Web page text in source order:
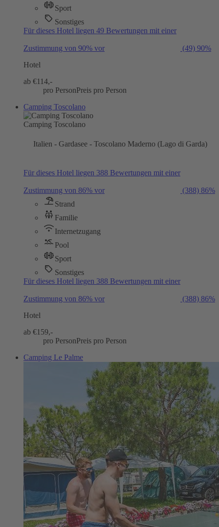
Sport
Sonstiges
Für dieses Hotel liegen 49 Bewertungen mit einer
Zustimmung von 90% vor (49) 90%
Hotel
ab €114,-
pro PersonPreis pro Person
Camping Toscolano
Camping Toscolano
Italien - Gardasee - Toscolano Maderno (Lago di Garda)
Für dieses Hotel liegen 388 Bewertungen mit einer
Zustimmung von 86% vor (388) 86%
Strand
Familie
Internetzugang
Pool
Sport
Sonstiges
Für dieses Hotel liegen 388 Bewertungen mit einer
Zustimmung von 86% vor (388) 86%
Hotel
ab €159,-
pro PersonPreis pro Person
Camping Le Palme